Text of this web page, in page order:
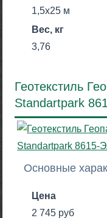
1,5х25 м
Вес, кг
3,76
Геотекстиль
Standartpark
Основные
Цена
2 745 руб